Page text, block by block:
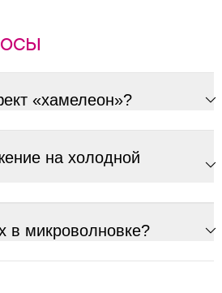
«хамелеон»?
на холодной
в микроволновке?